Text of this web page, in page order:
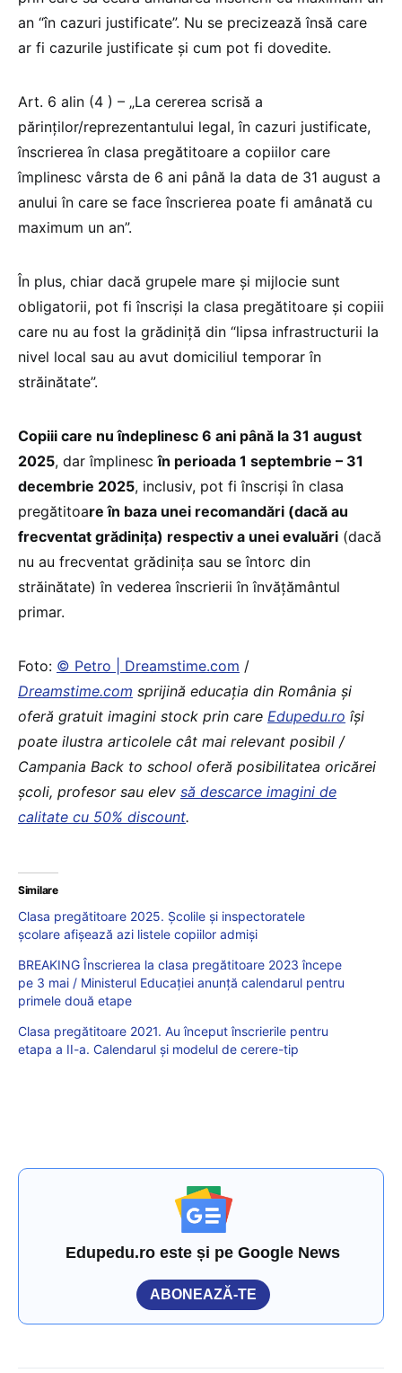
an “în cazuri justificate”. Nu se precizează însă care
ar fi cazurile justificate și cum pot fi dovedite.
Art. 6 alin (4 ) – „La cererea scrisă a
părinților/reprezentantului legal, în cazuri justificate,
înscrierea în clasa pregătitoare a copiilor care
împlinesc vârsta de 6 ani până la data de 31 august a
anului în care se face înscrierea poate fi amânată cu
maximum un an”.
În plus, chiar dacă grupele mare și mijlocie sunt
obligatorii, pot fi înscriși la clasa pregătitoare și copiii
care nu au fost la grădiniță din “lipsa infrastructurii la
nivel local sau au avut domiciliul temporar în
străinătate”.
Copiii care nu îndeplinesc 6 ani până la 31 august
2025, dar împlinescîn perioada 1 septembrie – 31
decembrie 2025, inclusiv, pot fi înscriși în clasa
pregătitoare în baza unei recomandări (dacă au
frecventat grădinița) respectiv a unei evaluări (dacă
nu au frecventat grădinița sau se întorc din
străinătate) în vederea înscrierii în învățământul
primar.
Foto: © Petro | Dreamstime.com /
Dreamstime.com sprijină educaţia din România şi
oferă gratuit imagini stock prin care Edupedu.ro îşi
poate ilustra articolele cât mai relevant posibil /
Campania Back to school oferă posibilitatea oricărei
școli, profesor sau elev să descarce imagini de
calitate cu 50% discount.
Similare
Clasa pregătitoare 2025. Școlile și inspectoratele
școlare afișează azi listele copiilor admiși
BREAKING Înscrierea la clasa pregătitoare 2023 începe
pe 3 mai / Ministerul Educației anunță calendarul pentru
primele două etape
Clasa pregătitoare 2021. Au început înscrierile pentru
etapa a II-a. Calendarul și modelul de cerere-tip
Edupedu.ro este și pe Google News
ABONEAZĂ-TE